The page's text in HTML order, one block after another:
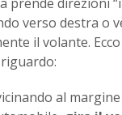
verso destra o
il volante.
al